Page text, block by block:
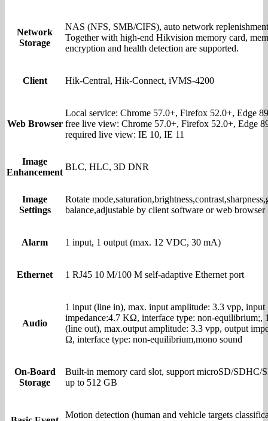
Network
Storage
NAS (NFS, SMB/CIFS), auto network
Together with high-end Hikvision memory card,
encryption and health detection are supported.
Client Hik-Central, Hik-Connect, iVMS-4200
Web Browser
Local service: Chrome 57.0+, Firefox 52.0+, Edge
free live view: Chrome 57.0+, Firefox 52.0+, Edge
required live view: IE 10, IE 11
Image
Enhancement
BLC, HLC, 3D DNR
Image
Settings
Rotate
balance,adjustable by client software or web browser
Alarm 1 input, 1 output (max. 12 VDC, 30 mA)
Ethernet 1 RJ45 10 M/100 M self-adaptive Ethernet port
Audio
1 input (line in), max. input amplitude: 3.3 vpp, input
impedance:4.7 KΩ, interface type: non-equilibrium;,
(line out), max.output amplitude: 3.3 vpp, output
Ω, interface type: non-equilibrium,mono sound
On-Board
Storage
Built-in memory card slot, support microSD/SDHC/
up to 512 GB
Motion detection (human and vehicle targets